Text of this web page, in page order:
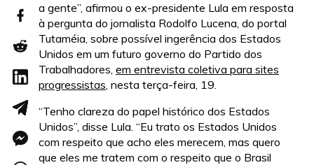
a gente”, afirmou o ex-presidente Lula em resposta
à pergunta do jornalista Rodolfo Lucena, do portal
Tutaméia, sobre possível ingerência dos Estados
Unidos em um futuro governo do Partido dos
Trabalhadores, em entrevista coletiva para sites
progressistas, nesta terça-feira, 19.
“Tenho clareza do papel histórico dos Estados
Unidos”, disse Lula. “Eu trato os Estados Unidos
com respeito que acho eles merecem, mas quero
que eles me tratem com o respeito que o Brasil